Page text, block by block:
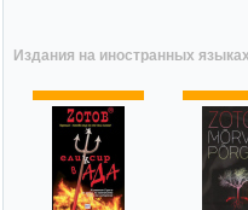
Издания на иностранных